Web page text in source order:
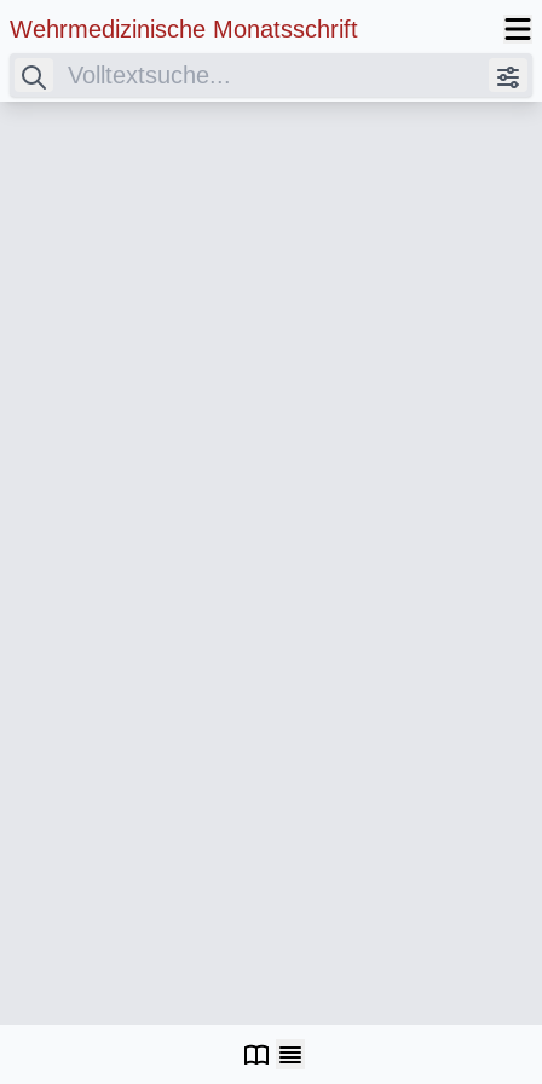
Wehrmedizinische Monatsschrift